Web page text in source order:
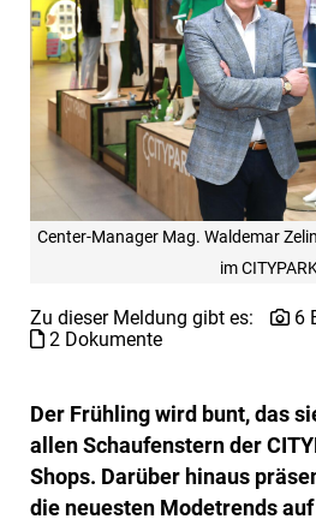
Center-Manager Mag. Waldemar
im
Zu dieser Meldung gibt es:
6
2 Dokumente
Der Frühling wird bunt, das
allen Schaufenstern der
Shops. Darüber hinaus
die neuesten Modetrends